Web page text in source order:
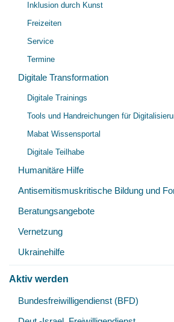
Inklusion durch Kunst
Freizeiten
Service
Termine
Digitale Transformation
Digitale Trainings
Tools und Handreichungen für
Mabat Wissensportal
Digitale Teilhabe
Humanitäre Hilfe
Antisemitismuskritische Bildung und
Beratungsangebote
Vernetzung
Ukrainehilfe
Aktiv werden
Bundesfreiwilligendienst (BFD)